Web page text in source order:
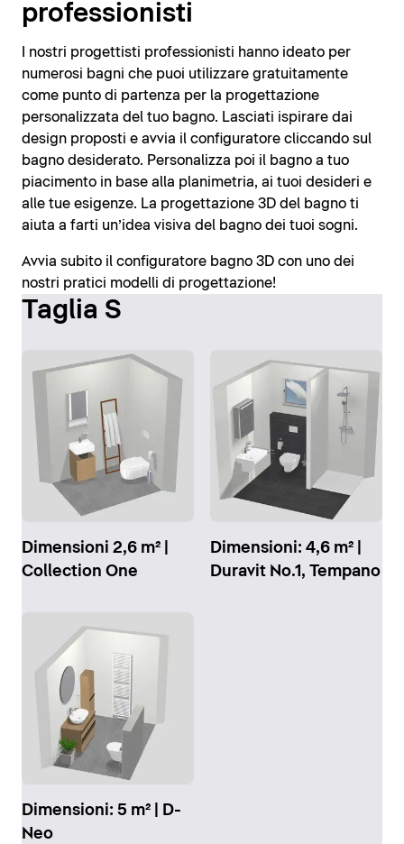
professionisti
I nostri progettisti professionisti hanno ideato per
numerosi bagni che puoi utilizzare gratuitamente
come punto di partenza per la progettazione
personalizzata del tuo bagno. Lasciati ispirare dai
design proposti e avvia il configuratore cliccando sul
bagno desiderato. Personalizza poi il bagno a tuo
piacimento in base alla planimetria, ai tuoi desideri e
alle tue esigenze. La progettazione 3D del bagno ti
aiuta a farti un’idea visiva del bagno dei tuoi sogni.
Avvia subito il configuratore bagno 3D con uno dei
nostri pratici modelli di progettazione!
Taglia S
Dimensioni 2,6 m² |
Collection One
Dimensioni: 4,6 m² |
Duravit No.1, Tempano
Dimensioni: 5 m² | D-
Neo